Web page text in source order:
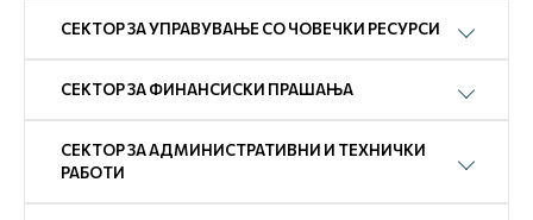
СЕКТОР ЗА УПРАВУВАЊЕ СО ЧОВЕЧКИ РЕСУРСИ
СЕКТОР ЗА ФИНАНСИСКИ ПРАШАЊА
СЕКТОР ЗА АДМИНИСТРАТИВНИ И ТЕХНИЧКИ
РАБОТИ